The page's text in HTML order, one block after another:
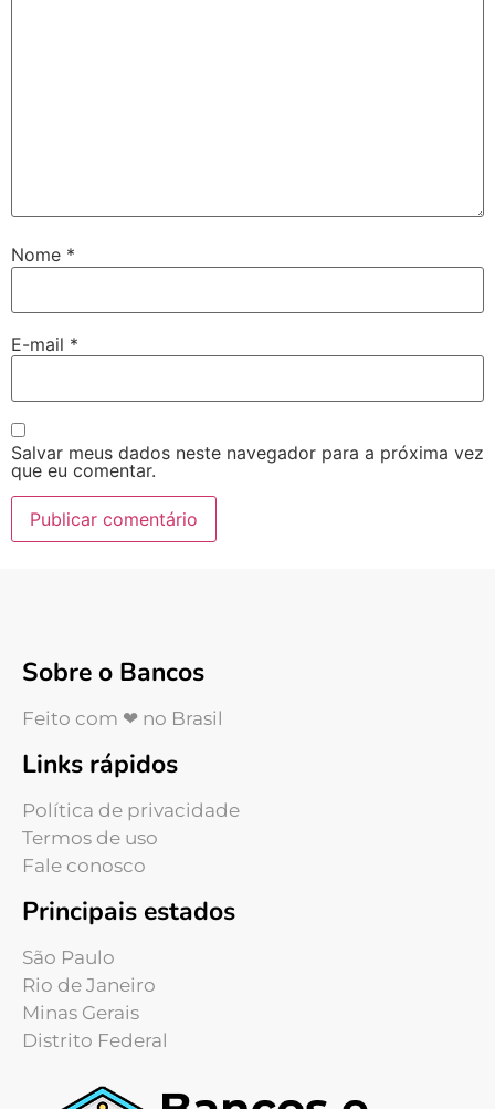
Nome *
E-mail *
Salvar meus dados neste navegador para a próxima vez
que eu comentar.
Sobre o Bancos
Feito com ❤ no Brasil
Links rápidos
Política de privacidade
Termos de uso
Fale conosco
Principais estados
São Paulo
Rio de Janeiro
Minas Gerais
Distrito Federal